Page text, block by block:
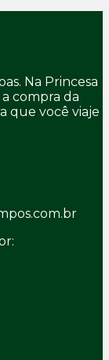
Na Princesa
compra da
que você viaje